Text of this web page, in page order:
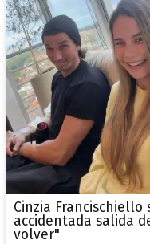
Cinzia
accidentada salida
volver"